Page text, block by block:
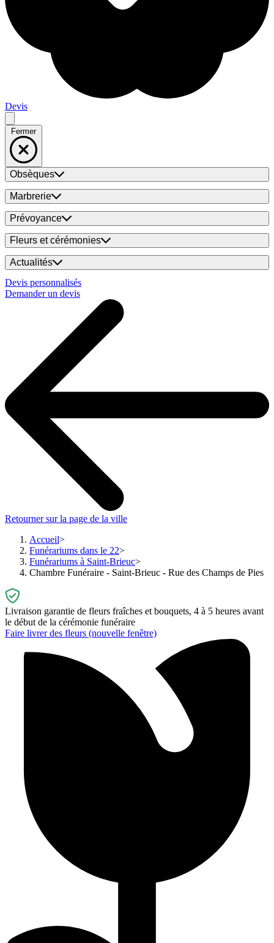
Devis
Fermer
Obsèques
Marbrerie
Prévoyance
Fleurs et cérémonies
Actualités
Devis personnalisés
Demander un devis
Retourner sur la page de la ville
Accueil
Funérariums dans le 22
Funérariums à Saint-Brieuc
Chambre Funéraire - Saint-Brieuc - Rue des Champs de Pies
Livraison garantie de fleurs fraîches et bouquets, 4 à 5 heures avant
le début de la cérémonie funéraire
Faire livrer des fleurs (nouvelle fenêtre)